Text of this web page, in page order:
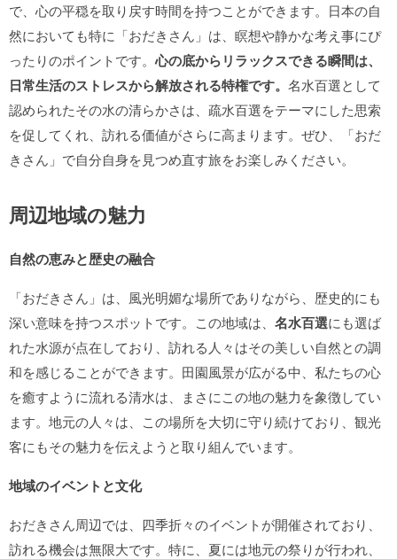
で、心の平穏を取り戻す時間を持つことができます。日本の自
然においても特に「おだきさん」は、瞑想や静かな考え事にぴ
ったりのポイントです。心の底からリラックスできる瞬間は、
日常生活のストレスから解放される特権です。 名水百選として
認められたその水の清らかさは、疏水百選をテーマにした思索
を促してくれ、訪れる価値がさらに高まります。ぜひ、「おだ
きさん」で自分自身を見つめ直す旅をお楽しみください。
周辺地域の魅力
自然の恵みと歴史の融合
「おだきさん」は、風光明媚な場所でありながら、歴史的にも
深い意味を持つスポットです。この地域は、 名水百選にも選ば
れた水源が点在しており、訪れる人々はその美しい自然との調
和を感じることができます。田園風景が広がる中、私たちの心
を癒すように流れる清水は、まさにこの地の魅力を象徴してい
ます。地元の人々は、この場所を大切に守り続けており、観光
客にもその魅力を伝えようと取り組んでいます。
地域のイベントと文化
おだきさん周辺では、四季折々のイベントが開催されており、
訪れる機会は無限大です。特に、夏には地元の祭りが行われ、